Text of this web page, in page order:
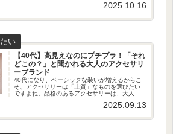
毎朝困っていませんか？40代の女性は服装選び
が難しい年代。一つひとつの服...2025.10.16
【40代】高見えなのにプチプラ！「それ
どこの？」と聞かれる大人のアクセサリ
ーブランド
40代になり、ベーシックな装いが増えるからこ
そ、アクセサリーは「上質」なものを選びたい
ですよね。品格のあるアクセサリーは、大人の
着こなしをワンランクアップさせてくれます。
2025.09.13